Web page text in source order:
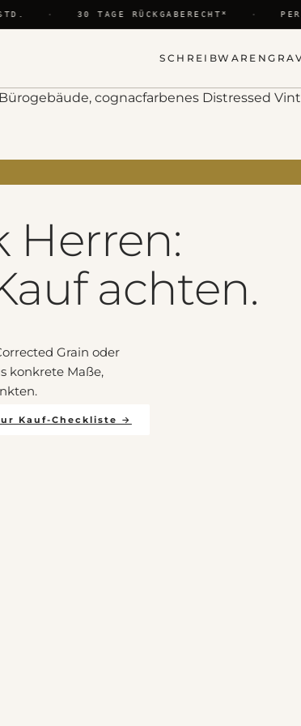
30 TAGE RÜCKGABERECHT*
SCHREIBWAREN
Herren:
achten.
Grain oder
konkrete Maße,
Kauf-Checkliste →